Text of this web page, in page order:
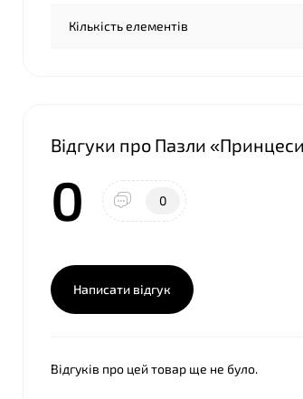
Кількість елементів
Відгуки про Пазли
0 0
Написати відгук
Відгуків про цей товар ще не було.